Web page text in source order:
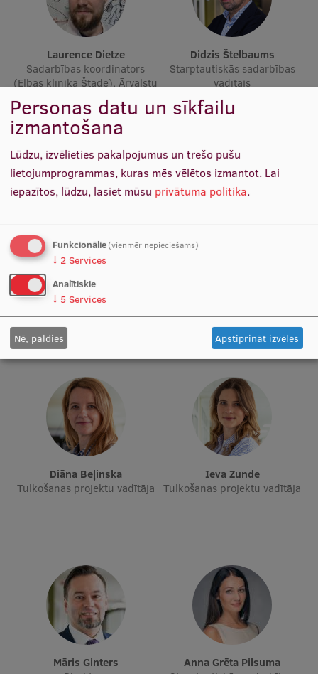
Ētikas un līdztiesības mācības
Atvērtā universitāte
Sagatavošanas kursi
ESF kvalifikācijas celšanas kursi
Pedagoģiskās izaugsmes centrs
Kvalifikācijas atbilstības pārbaude
Pētniecība
Zinātniskie institūti un laboratorijas
Pētniecības datu pārvaldība
RSU zinātnes portāls
Zinātnes ietekme
Pētniecības platformas
Doktorantūras skola
Pētniecības projekti
Zinātniskās konferences
Inovāciju centrs
Starptautiskā sadarbība
Laurence Dietze
Sadarbības koordinators
(Elbas klīnika Štāde), Ārvalstu
studentu vēstnesis
Didzis Štelbaums
Starptautiskās sadarbības
vadītājs
Starptautisko projektu
vadītāja
Diāna Beļinska
Tulkošanas projektu vadītāja
Ieva Zunde
Tulkošanas projektu vadītāja
Māris Ginters
Anna Grēta Pilsuma
Personas datu un sīkfailu
izmantošana
Lūdzu, izvēlieties pakalpojumus un trešo pušu
lietojumprogrammas, kuras mēs vēlētos izmantot. Lai
iepazītos, lūdzu, lasiet mūsu privātuma politika.
Funkcionālie(vienmēr nepieciešams)
↓ 2 Services
Analītiskie
↓ 5 Services
Nē, paldies Apstiprināt izvēles